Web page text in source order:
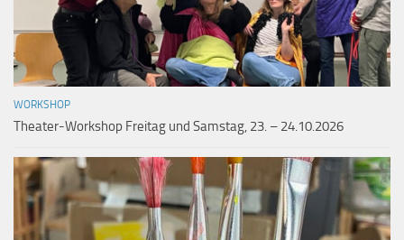
WORKSHOP
Theater-Workshop Freitag und Samstag, 23. – 24.10.2026